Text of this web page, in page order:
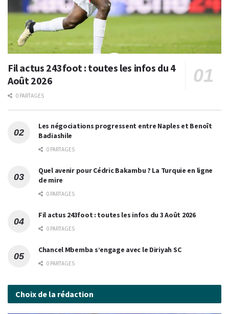
Fil actus 243foot : toutes les infos du 4
Août 2026
0 PARTAGES
Les négociations progressent entre Naples et Benoît
Badiashile
0 PARTAGES
Quel avenir pour Cédric Bakambu ? La Turquie en ligne
de mire
0 PARTAGES
Fil actus 243foot : toutes les infos du 3 Août 2026
0 PARTAGES
Chancel Mbemba s’engage avec le Diriyah SC
0 PARTAGES
Choix de la rédaction